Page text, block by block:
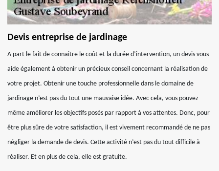
Devis entreprise de jardinage
A part le fait de connaitre le coût et la durée d’intervention, un devis vous
aide également à obtenir un précieux conseil concernant la réalisation de
votre projet. Obtenir une touche professionnelle dans le domaine de
jardinage n’est pas du tout une mauvaise idée. Avec cela, vous pouvez
même améliorer les objectifs posés par rapport à vos attentes. Donc, pour
être plus sûre de votre satisfaction, il est vivement recommandé de ne pas
négliger la demande de devis. Cette activité n’est pas du tout difficile à
réaliser. Et en plus de cela, elle est gratuite.